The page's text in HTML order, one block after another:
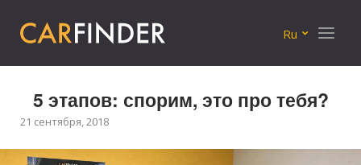
Ru Меню
5 этапов: спорим, это про тебя?
21 сентября, 2018